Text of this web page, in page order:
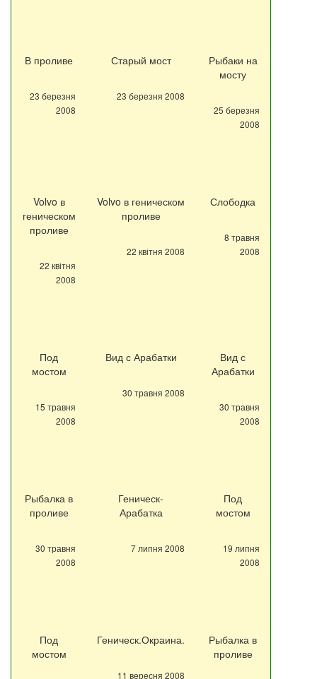
В проливе
23 березня
2008
Старый мост
23 березня 2008
Рыбаки на
мосту
25 березня
2008
Volvo в
геническом
проливе
22 квітня
2008
Volvo в геническом
проливе
22 квітня 2008
Слободка
8 травня
2008
Под
мостом
15 травня
2008
Вид с Арабатки
30 травня 2008
Вид с
Арабатки
30 травня
2008
Рыбалка в
проливе
30 травня
2008
Геническ-
Арабатка
7 липня 2008
Под
мостом
19 липня
2008
Под
мостом
Геническ.Окраина.
11 вересня 2008
Рыбалка в
проливе